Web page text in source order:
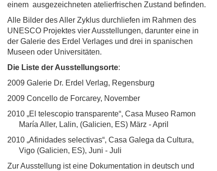
einem ausgezeichneten atelierfrischen Zustand befinden.
Alle Bilder des Aller Zyklus durchliefen im Rahmen des
UNESCO Projektes vier Ausstellungen, darunter eine in
der Galerie des Erdel Verlages und drei in spanischen
Museen oder Universitäten.
Die Liste der Ausstellungsorte:
2009 Galerie Dr. Erdel Verlag, Regensburg
2009 Concello de Forcarey, November
2010 „El telescopio transparente“, Casa Museo Ramon
María Aller, Lalin, (Galicien, ES) März - April
2010 „Afinidades selectivas“, Casa Galega da Cultura,
Vigo (Galicien, ES), Juni - Juli
Zur Ausstellung ist eine Dokumentation in deutsch und